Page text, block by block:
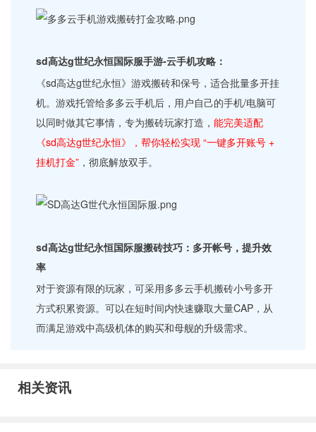
sd高达g世纪永恒国际服手游-云手机攻略：
《sd高达g世纪永恒》游戏搬砖和保号，适合批量多开挂
机。游戏托管给多多云手机后，用户自己的手机/电脑可
以同时做其它事情，专为搬砖玩家打造，能完美适配
《sd高达g世纪永恒》，帮你轻松实现 “一键多开账号 +
挂机打金” ，彻底解放双手。
sd高达g世纪永恒国际服搬砖技巧：多开帐号，提升效
率
对于资源有限的玩家，可采用多多云手机搬砖小号多开
方式积累资源。可以在短时间内快速赚取大量CAP，从
而满足游戏中高级机体的购买和母舰的升级需求。
相关资讯